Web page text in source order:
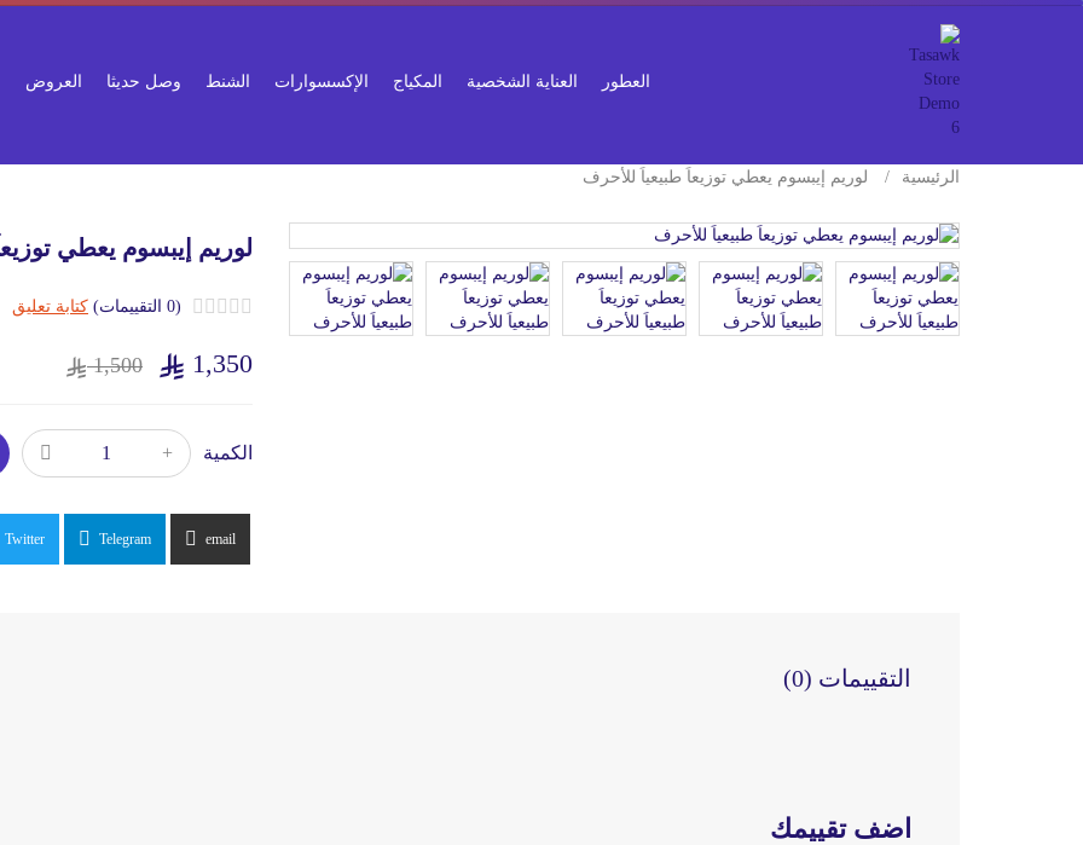
العطور العناية الشخصية المكياج الإكسسوارات الشنط وصل حديثا العروض
الرئيسية لوريم إيبسوم يعطي توزيعاَ طبيعياَ للأحرف
لوريم إيبسوم يعطي
(0 التقييمات) كتابة تعليق
1,350
1,500
الكمية
Twitter Telegram email
التقييمات (0)
اضف تقييمك